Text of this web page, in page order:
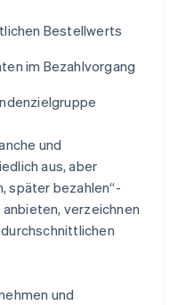
Bestellwerts
im Bezahlvorgang
und
aus, aber
später bezahlen“-
verzeichnen
durchschnittlichen
und